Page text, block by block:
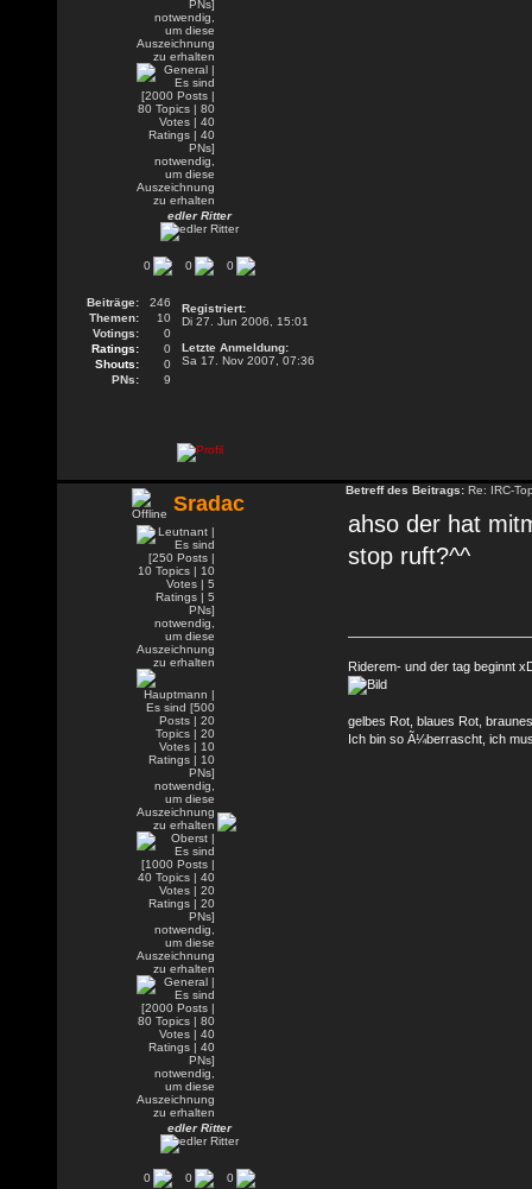
edler Ritter
0 0 0
Beiträge:
246
Themen:
10
Votings:
0
Ratings:
0
Shouts:
0
PNs:
9
Registriert:
Di 27. Jun 2006, 15:01
Letzte Anmeldung:
Sa 17. Nov 2007, 07:36
Sradac
edler Ritter
0 0 0
Betreff des Beitrags: Re: IRC-
ahso der hat
stop ruft?^^
Riderem- und der tag beginnt
gelbes Rot, blaues Rot,
Ich bin so Ã¼berrascht, ich